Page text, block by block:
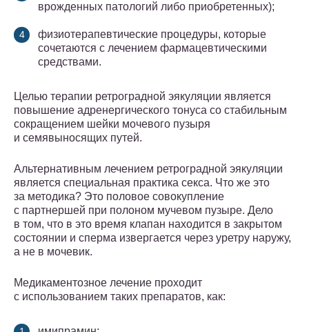
врожденных патологий либо приобретенных);
физиотерапевтические процедуры, которые
сочетаются с лечением фармацевтическими
средствами.
Целью терапии ретроградной эякуляции является
повышение адренергического тонуса со стабильным
сокращением шейки мочевого пузыря
и семявыносящих путей.
Альтернативным лечением ретроградной эякуляции
является специальная практика секса. Что же это
за методика? Это половое совокупление
с партнершей при полоном мучевом пузыре. Дело
в том, что в это время клапан находится в закрытом
состоянии и сперма извергается через уретру наружу,
а не в мочевик.
Медикаментозное лечение проходит
с использованием таких препаратов, как: